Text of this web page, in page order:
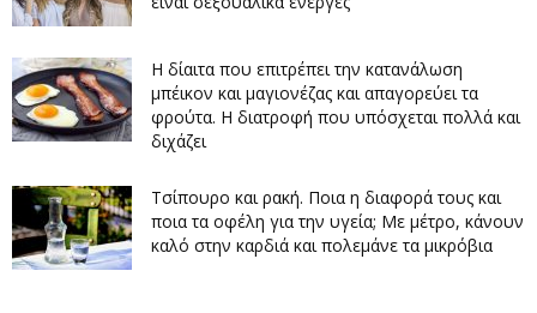
Η δίαιτα που επιτρέπει την κατανάλωση
μπέικον και μαγιονέζας και απαγορεύει τα
φρούτα. Η διατροφή που υπόσχεται πολλά και
διχάζει
Τσίπουρο και ρακή. Ποια η διαφορά τους και
ποια τα οφέλη για την υγεία; Με μέτρο, κάνουν
καλό στην καρδιά και πολεμάνε τα μικρόβια